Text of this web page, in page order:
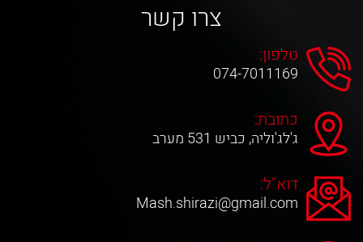
צרו קשר
טלפון:
074-7011169
כתובת:
ג'לג'וליה, כביש 531 מערב
דוא"ל:
Mash.shirazi@gmail.com